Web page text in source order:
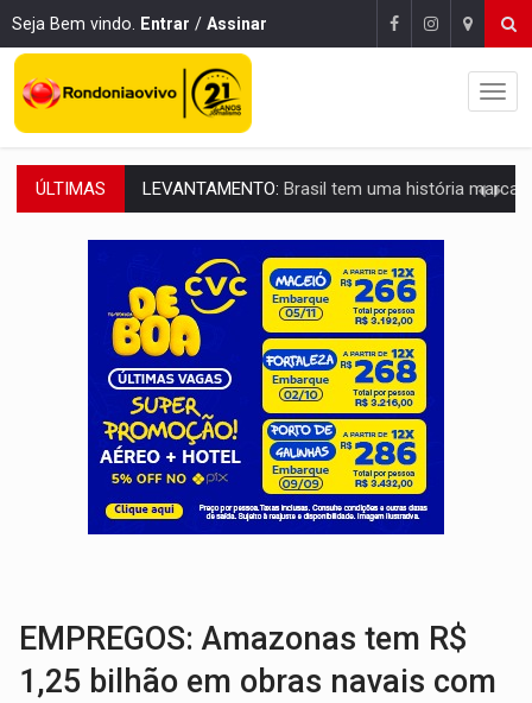
Seja Bem vindo. Entrar / Assinar
ÚLTIMAS LAMENTÁVEL:Mulher é encontrada morta dentro de residência
'XANDY DO MOTOCROSS':Pai morre em acidente na BR-364 duas semanas após
PESO DO VOTO:Cinco maiores colégios eleitorais concentram 53,7% dos
COLUNA SEMANAL:Largada foi dada e candidatos ao Governo de RO partem
SOB SUSPEITA: Entrega de 286 máquinas em Rondônia coincide com
ARTIGO:Reter até 50% no distrato imobiliário é legal, mas não pode
DO HOSPITAL AO CAMPO: Veja as mais de 200 ações de Marcos
EXPANSÃO:Grupo Nova Era amplia presença em PVH e transforma Aramix
Brasil tem uma história marcada por guerras, revoltas e
EMPREGOS: Amazonas tem R$
1,25 bilhão em obras navais com